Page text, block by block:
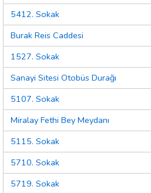
5412. Sokak
Burak Reis Caddesi
1527. Sokak
Sanayi Sitesi Otobüs Durağı
5107. Sokak
Miralay Fethi Bey Meydanı
5115. Sokak
5710. Sokak
5719. Sokak